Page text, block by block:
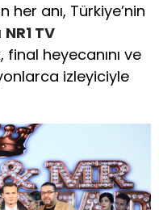
anı, Türkiye’nin
NR1 TV
heyecanını ve
izleyiciyle